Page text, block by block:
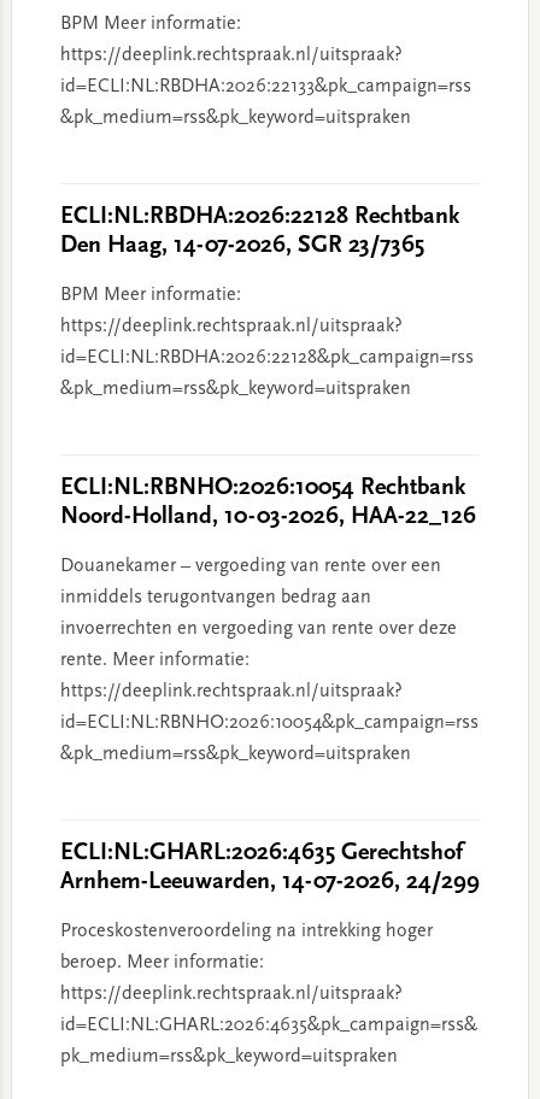
BPM Meer informatie:
https://deeplink.rechtspraak.nl/uitspraak?
id=ECLI:NL:RBDHA:2026:22133&pk_campaign=rss
&pk_medium=rss&pk_keyword=uitspraken
ECLI:NL:RBDHA:2026:22128 Rechtbank
Den Haag, 14-07-2026, SGR 23/7365
BPM Meer informatie:
https://deeplink.rechtspraak.nl/uitspraak?
id=ECLI:NL:RBDHA:2026:22128&pk_campaign=rss
&pk_medium=rss&pk_keyword=uitspraken
ECLI:NL:RBNHO:2026:10054 Rechtbank
Noord-Holland, 10-03-2026, HAA-22_126
Douanekamer – vergoeding van rente over een
inmiddels terugontvangen bedrag aan
invoerrechten en vergoeding van rente over deze
rente. Meer informatie:
https://deeplink.rechtspraak.nl/uitspraak?
id=ECLI:NL:RBNHO:2026:10054&pk_campaign=rss
&pk_medium=rss&pk_keyword=uitspraken
ECLI:NL:GHARL:2026:4635 Gerechtshof
Arnhem-Leeuwarden, 14-07-2026, 24/299
Proceskostenveroordeling na intrekking hoger
beroep. Meer informatie:
https://deeplink.rechtspraak.nl/uitspraak?
id=ECLI:NL:GHARL:2026:4635&pk_campaign=rss&
pk_medium=rss&pk_keyword=uitspraken